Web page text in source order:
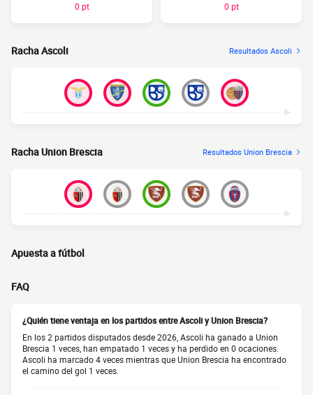
0 pt 0 pt
Racha Ascoli Resultados Ascoli
Racha Union Brescia Resultados Union Brescia
Apuesta a fútbol
FAQ
¿Quién tiene ventaja en los partidos entre Ascoli y Union Brescia?
En los 2 partidos disputados desde 2026, Ascoli ha ganado a Union
Brescia 1 veces, han empatado 1 veces y ha perdido en 0 ocaciones.
Ascoli ha marcado 4 veces mientras que Union Brescia ha encontrado
el camino del gol 1 veces.